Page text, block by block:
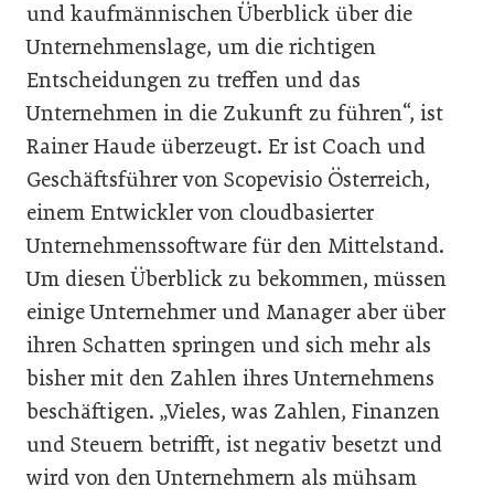
und kaufmännischen Überblick über die
Unternehmenslage, um die richtigen
Entscheidungen zu treffen und das
Unternehmen in die Zukunft zu führen“, ist
Rainer Haude überzeugt. Er ist Coach und
Geschäftsführer von Scopevisio Österreich,
einem Entwickler von cloudbasierter
Unternehmenssoftware für den Mittelstand.
Um diesen Überblick zu bekommen, müssen
einige Unternehmer und Manager aber über
ihren Schatten springen und sich mehr als
bisher mit den Zahlen ihres Unternehmens
beschäftigen. „Vieles, was Zahlen, Finanzen
und Steuern betrifft, ist negativ besetzt und
wird von den Unternehmern als mühsam